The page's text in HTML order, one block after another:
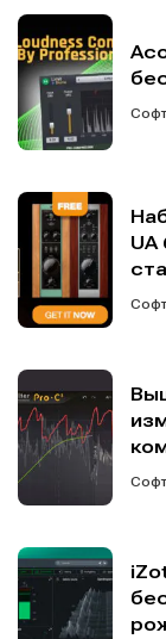
Софт
UA
Софт
Софт